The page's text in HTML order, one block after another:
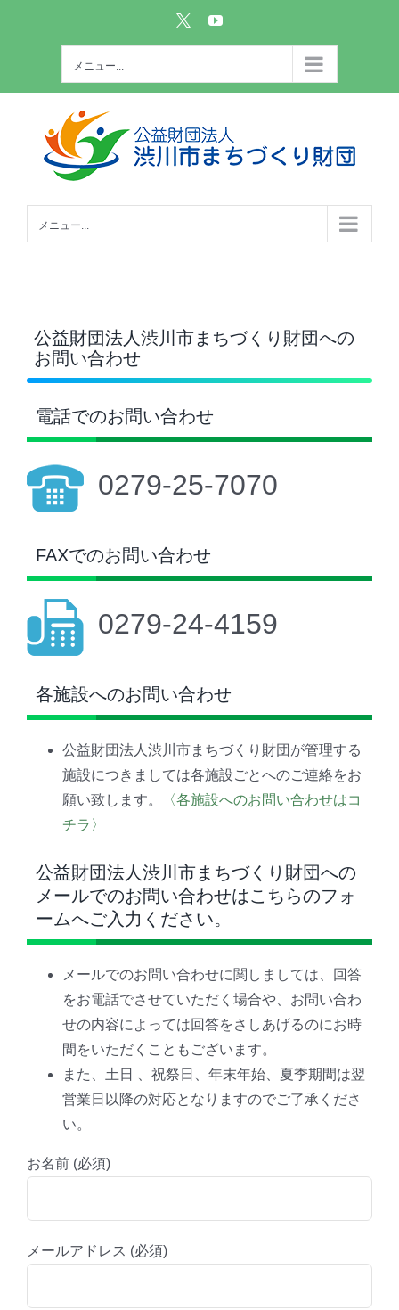
CustomYouTube
メニュー...
メニュー...
公益財団法人渋川市まちづくり財団への
お問い合わせ
電話でのお問い合わせ
0279-25-7070
FAXでのお問い合わせ
0279-24-4159
各施設へのお問い合わせ
公益財団法人渋川市まちづくり財団が管理する
施設につきましては各施設ごとへのご連絡をお
願い致します。
〈各施設へのお問い合わせはコ
チラ〉
公益財団法人渋川市まちづくり財団への
メールでのお問い合わせはこちらのフォ
ームへご入力ください。
メールでのお問い合わせに関しましては、回答
をお電話でさせていただく場合や、お問い合わ
せの内容によっては回答をさしあげるのにお時
間をいただくこともございます。
また、土日 、祝祭日、年末年始、夏季期間は翌
営業日以降の対応となりますのでご了承くださ
い。
お名前 (必須)
メールアドレス (必須)